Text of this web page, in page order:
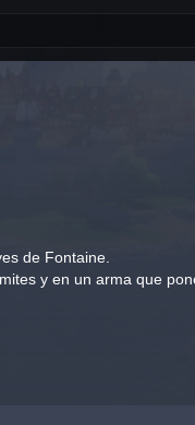
de Fontaine.
y en un arma que